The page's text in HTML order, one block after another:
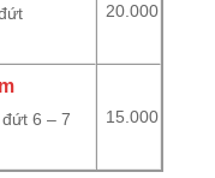
20.000
6 – 7
15.000